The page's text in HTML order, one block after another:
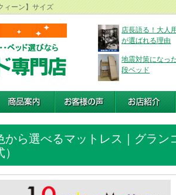
ィーン】サイズ
店長語る！大人
が選ばれる理由
地震対策になっ
段ベッド
から選べるマットレス｜グラ